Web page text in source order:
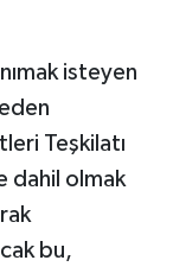
isteyen
Teşkilatı
dahil olmak
bu,